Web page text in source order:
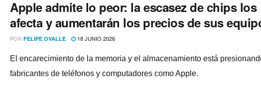
Apple admite lo peor: la escasez de chips los
afecta y aumentarán los precios de sus
POR FELIPE OVALLE 18 JUNIO 2026
El encarecimiento de la memoria y el almacenamiento está
fabricantes de teléfonos y computadores como Apple.